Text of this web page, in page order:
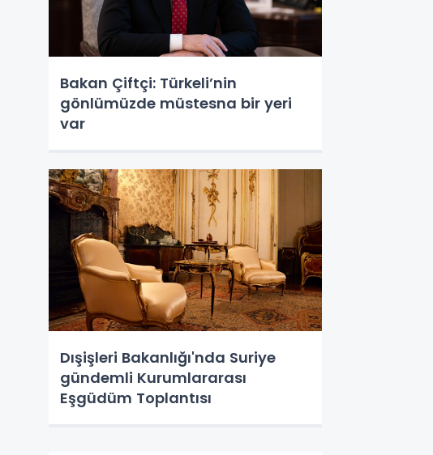
Bakan Çiftçi: Türkeli’nin
gönlümüzde müstesna bir yeri
var
Dışişleri Bakanlığı'nda Suriye
gündemli Kurumlararası
Eşgüdüm Toplantısı